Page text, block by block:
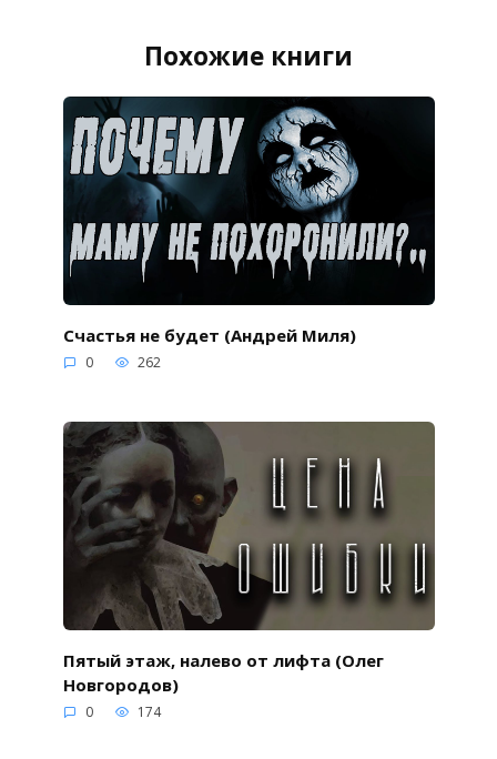
Похожие книги
Счастья не будет (Андрей Миля)
0 262
Пятый этаж, налево от лифта (Олег
Новгородов)
0 174